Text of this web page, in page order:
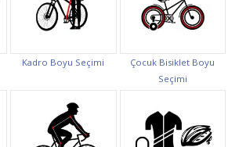
Kadro Boyu Seçimi
Çocuk Bisiklet Boyu
Seçimi